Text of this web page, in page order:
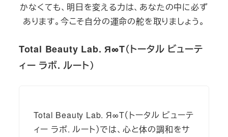
かなくても、明日を変える力は、あなたの中に必ず
あります。今こそ自分の運命の舵を取りましょう。
Total Beauty Lab. Я∞T（トータル ビューテ
ィー ラボ. ルート）
Total Beauty Lab. Я∞T（トータル ビューテ
ィー ラボ. ルート）では、心と体の調和をサ